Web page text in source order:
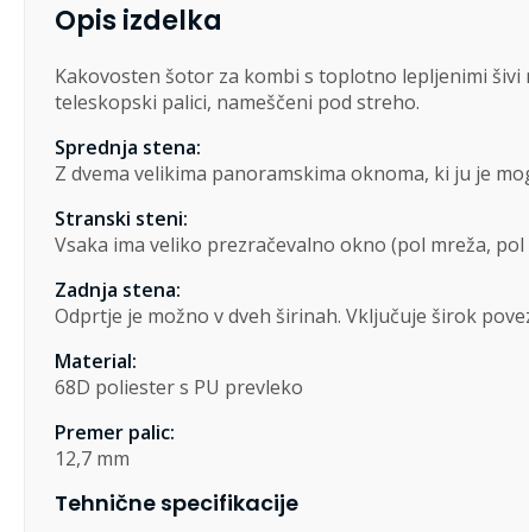
Opis izdelka
Kakovosten šotor za kombi s toplotno lepljenimi
teleskopski palici, nameščeni pod streho.
Sprednja stena:
Z dvema velikima panoramskima oknoma, ki ju je
Stranski steni:
Vsaka ima veliko prezračevalno okno (pol mreža,
Zadnja stena:
Odprtje je možno v dveh širinah. Vključuje širok
Material:
68D poliester s PU prevleko
Premer palic:
12,7 mm
Tehnične specifikacije